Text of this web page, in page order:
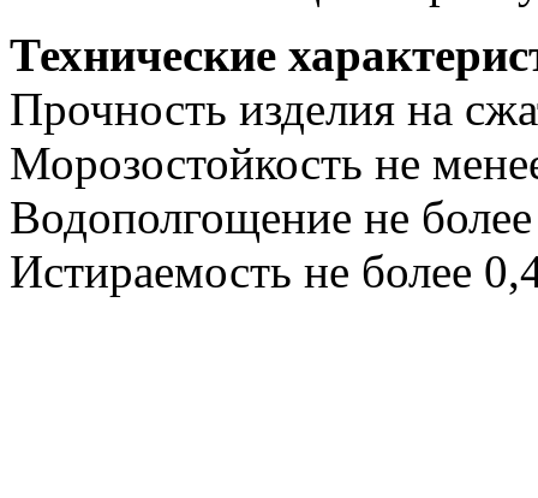
Технические
Прочность изделия на
Морозостойкость не
Водополгощение не
Истираемость не более